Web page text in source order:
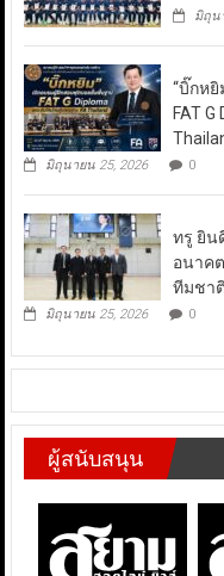
มิถุน
“บิ๊กห
FAT
มิถุนายน 25, 2026 0
ทรู ยิน
อนาค
ทีมชา
มิถุนายน 25, 2026 0
ผู้สนับสนุน